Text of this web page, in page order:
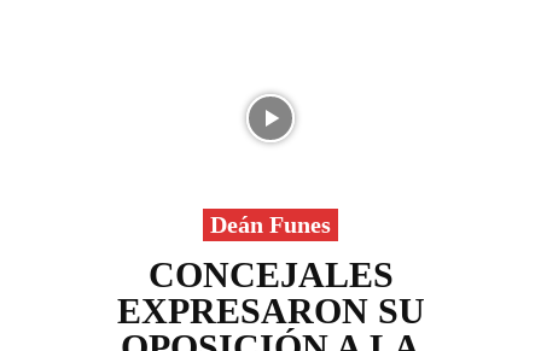
Deán Funes
CONCEJALES
EXPRESARON SU